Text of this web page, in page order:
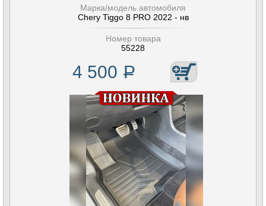
Марка/модель автомобиля
Chery Tiggo 8 PRO 2022 - нв
Номер товара
55228
4 500 Р